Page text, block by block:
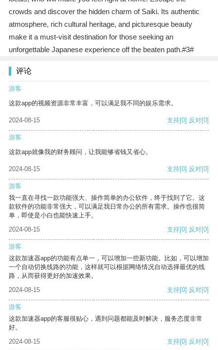
crowds and discover the hidden charm of Saiki. Its authentic
atmosphere, rich cultural heritage, and picturesque beauty
make it a must-visit destination for those seeking an
unforgettable Japanese experience off the beaten path.#3#
评论
游客
这款app的视频资源非常丰富，可以满足我不同的娱乐需求。
2024-08-15 支持[0] 反对[0]
游客
这款app就像我的财务顾问，让我能够省钱又省心。
2024-08-15 支持[0] 反对[0]
游客
我一直在寻找一款功能强大、操作简单的办公软件，终于找到了它。这
款软件的功能非常强大，可以满足我日常办公的所有需求。操作也很简
单，即使是小白也能快速上手。
2024-08-15
支持[0] 反对[0]
游客
这款加速器app的功能有点单一，可以增加一些新功能。比如，可以增加
一个自动切换线路的功能，这样就可以根据网络情况自动选择最优的线
路，从而获得更好的加速效果。
2024-08-15
支持[0] 反对[0]
游客
这款加速器app的客服很贴心，遇到问题都能及时解决，服务态度非常
好。
2024-08-15
支持[0] 反对[0]